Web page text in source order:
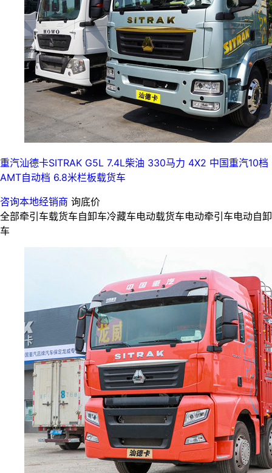
重汽汕德卡SITRAK G5L 7.4L柴油 330马力 4X2 中国重汽10档
AMT自动档 6.8米栏板载货车
咨询本地经销商 询底价
全部牵引车载货车自卸车冷藏车电动载货车电动牵引车电动自卸
车